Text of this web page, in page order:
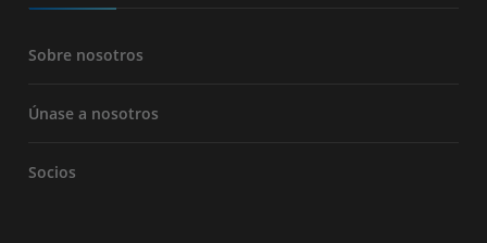
Sobre nosotros
Únase a nosotros
Socios